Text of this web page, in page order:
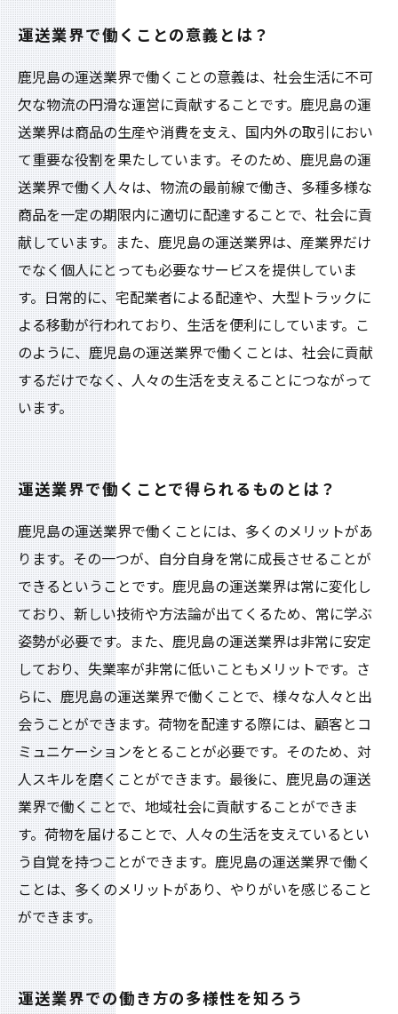
運送業界で働くことの意義とは？
鹿児島の運送業界で働くことの意義は、社会生活に不可
欠な物流の円滑な運営に貢献することです。鹿児島の運
送業界は商品の生産や消費を支え、国内外の取引におい
て重要な役割を果たしています。そのため、鹿児島の運
送業界で働く人々は、物流の最前線で働き、多種多様な
商品を一定の期限内に適切に配達することで、社会に貢
献しています。また、鹿児島の運送業界は、産業界だけ
でなく個人にとっても必要なサービスを提供していま
す。日常的に、宅配業者による配達や、大型トラックに
よる移動が行われており、生活を便利にしています。こ
のように、鹿児島の運送業界で働くことは、社会に貢献
するだけでなく、人々の生活を支えることにつながって
います。
運送業界で働くことで得られるものとは？
鹿児島の運送業界で働くことには、多くのメリットがあ
ります。その一つが、自分自身を常に成長させることが
できるということです。鹿児島の運送業界は常に変化し
ており、新しい技術や方法論が出てくるため、常に学ぶ
姿勢が必要です。また、鹿児島の運送業界は非常に安定
しており、失業率が非常に低いこともメリットです。さ
らに、鹿児島の運送業界で働くことで、様々な人々と出
会うことができます。荷物を配達する際には、顧客とコ
ミュニケーションをとることが必要です。そのため、対
人スキルを磨くことができます。最後に、鹿児島の運送
業界で働くことで、地域社会に貢献することができま
す。荷物を届けることで、人々の生活を支えているとい
う自覚を持つことができます。鹿児島の運送業界で働く
ことは、多くのメリットがあり、やりがいを感じること
ができます。
運送業界での働き方の多様性を知ろう